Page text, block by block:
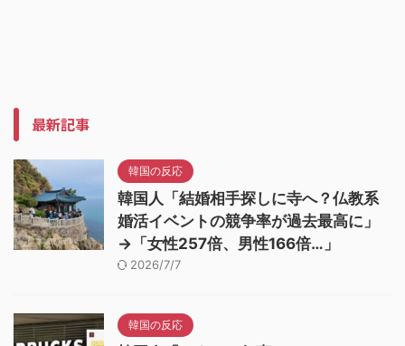
最新記事
韓国の反応
韓国人「結婚相手探しに寺へ？仏教系
婚活イベントの競争率が過去最高に」
→「女性257倍、男性166倍…」
2026/7/7
韓国の反応